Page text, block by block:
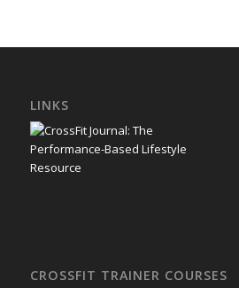
LINKS
CROSSFIT TRAINER COURSES